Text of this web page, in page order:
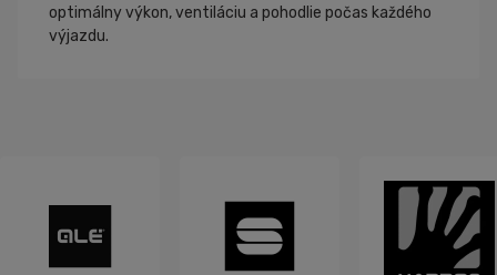
optimálny výkon, ventiláciu a pohodlie počas každého
výjazdu.